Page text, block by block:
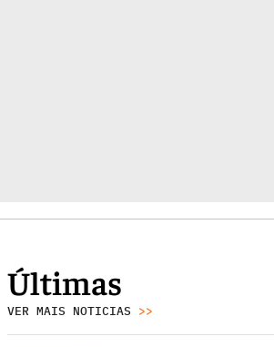
Últimas
VER MAIS NOTICIAS >>